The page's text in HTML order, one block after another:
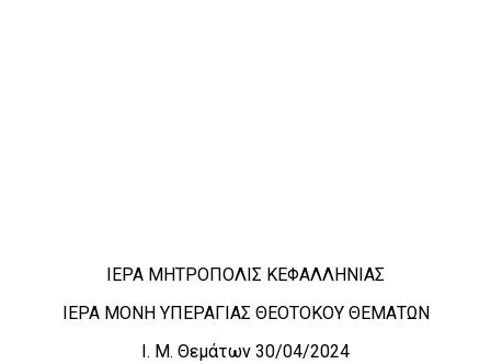
ΙΕΡΑ ΜΗΤΡΟΠΟΛΙΣ ΚΕΦΑΛΛΗΝΙΑΣ
ΙΕΡΑ ΜΟΝΗ ΥΠΕΡΑΓΙΑΣ ΘΕΟΤΟΚΟΥ ΘΕΜΑΤΩΝ
Ι. Μ. Θεμάτων 30/04/2024